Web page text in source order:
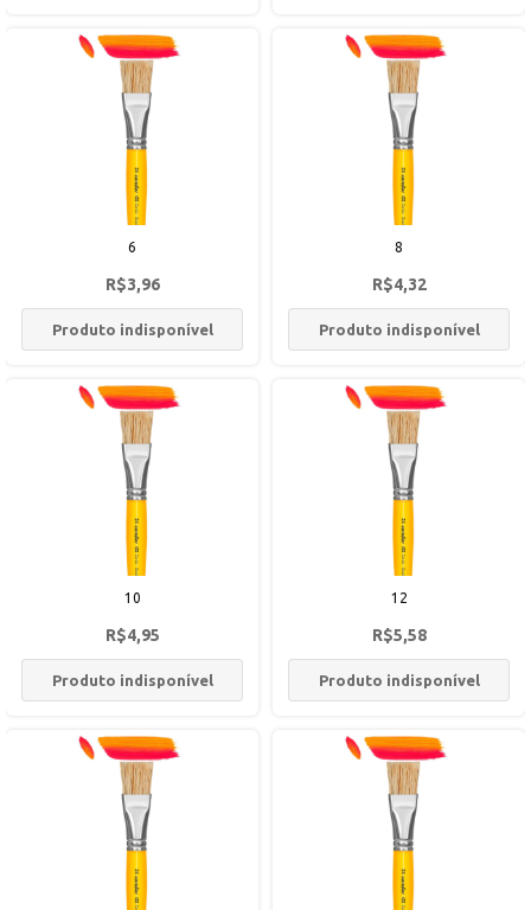
6
R$3,96
Produto indisponível
8
R$4,32
Produto indisponível
10
R$4,95
Produto indisponível
12
R$5,58
Produto indisponível